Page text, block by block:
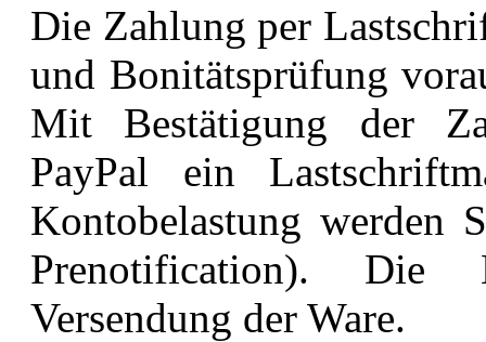
Die Zahlung per
und Bonitätsprüfung
Mit Bestätigung der
PayPal ein
Kontobelastungwerden
Prenotification). Die
Versendung der Ware.